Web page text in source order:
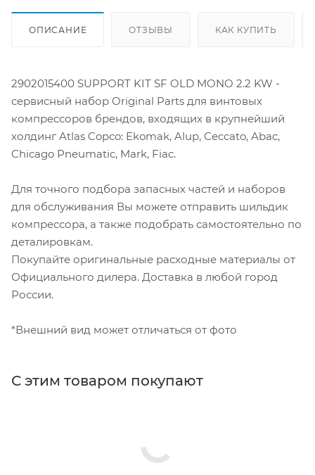
ОПИСАНИЕ ОТЗЫВЫ КАК КУПИТЬ
2902015400 SUPPORT KIT SF OLD MONO 2.2 KW -
сервисный набор Original Parts для винтовых
компрессоров брендов, входящих в крупнейший
холдинг Atlas Copco: Ekomak, Alup, Ceccato, Abac,
Chicago Pneumatic, Mark, Fiac.
Для точного подбора запасных частей и наборов
для обслуживания Вы можете отправить шильдик
компрессора, а также подобрать самостоятельно по
деталировкам.
Покупайте оригинальные расходные материалы от
Официального дилера. Доставка в любой город
России.
*Внешний вид может отличаться от фото
С этим товаром покупают